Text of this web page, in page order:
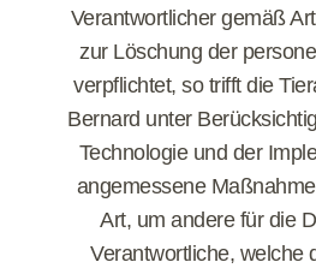
Verantwortlicher gemäß
zur Löschung der
verpflichtet, so trifft die
Bernard unter
Technologie und der
angemessene
Art, um andere für die
Verantwortliche, welche